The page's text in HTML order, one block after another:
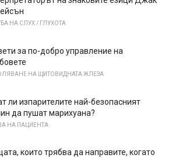
НА СЛУХ / ГЛУХОТА
за по-добро управление на
НА ЩИТОВИДНАТА ЖЛЕЗА
ли изпарителите най-безопасният
да пушат марихуана?
НА ПАЦИЕНТА
които трябва да направите, когато